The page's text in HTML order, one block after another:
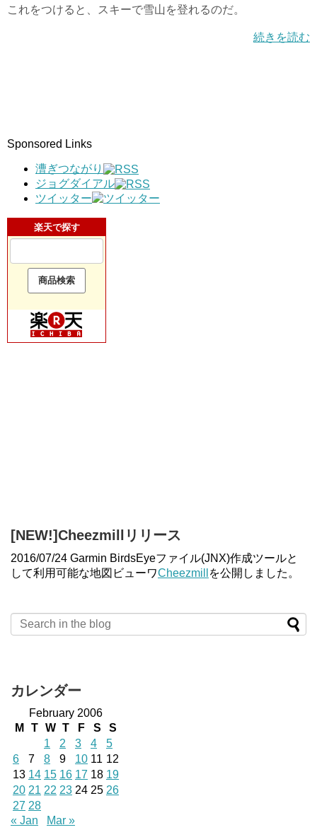
これをつけると、スキーで雪山を登れるのだ。
続きを読む
Sponsored Links
漕ぎつながり
ジョグダイアル
ツイッター
楽天で探す
[NEW!]Cheezmillリリース
2016/07/24 Garmin BirdsEyeファイル(JNX)作成ツールと
して利用可能な地図ビューワCheezmill を公開しました。
カレンダー
February 2006
M
T W T F S
S
1
2 3 4
5
6
7 8 9 10 11 12
13 14 15 16 17 18 19
20 21 22 23 24 25 26
27 28
« Jan
Mar »